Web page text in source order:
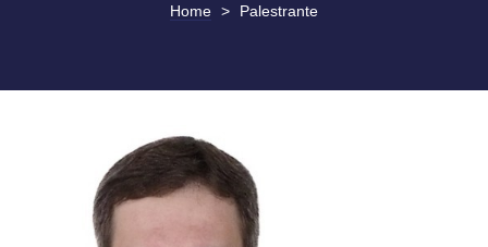
Home > Palestrante